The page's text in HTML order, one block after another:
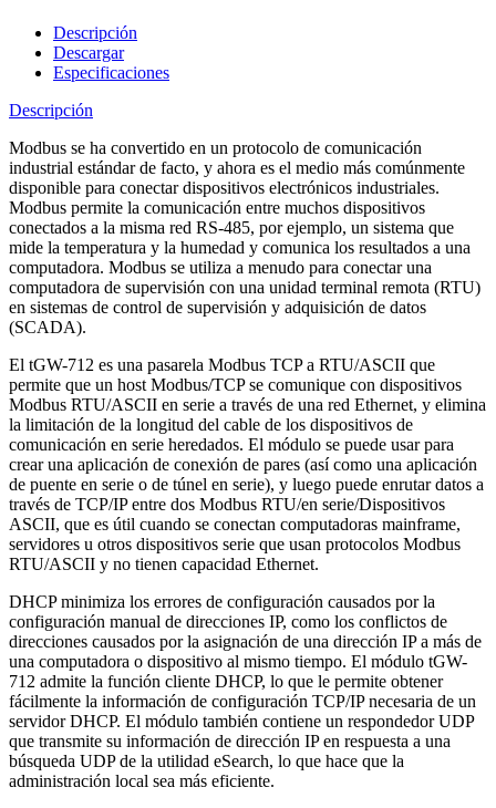
Descripción
Descargar
Especificaciones
Descripción
Modbus se ha convertido en un protocolo de comunicación
industrial estándar de facto, y ahora es el medio más comúnmente
disponible para conectar dispositivos electrónicos industriales.
Modbus permite la comunicación entre muchos dispositivos
conectados a la misma red RS-485, por ejemplo, un sistema que
mide la temperatura y la humedad y comunica los resultados a una
computadora. Modbus se utiliza a menudo para conectar una
computadora de supervisión con una unidad terminal remota (RTU)
en sistemas de control de supervisión y adquisición de datos
(SCADA).
El tGW-712 es una pasarela Modbus TCP a RTU/ASCII que
permite que un host Modbus/TCP se comunique con dispositivos
Modbus RTU/ASCII en serie a través de una red Ethernet, y elimina
la limitación de la longitud del cable de los dispositivos de
comunicación en serie heredados. El módulo se puede usar para
crear una aplicación de conexión de pares (así como una aplicación
de puente en serie o de túnel en serie), y luego puede enrutar datos a
través de TCP/IP entre dos Modbus RTU/en serie/Dispositivos
ASCII, que es útil cuando se conectan computadoras mainframe,
servidores u otros dispositivos serie que usan protocolos Modbus
RTU/ASCII y no tienen capacidad Ethernet.
DHCP minimiza los errores de configuración causados por la
configuración manual de direcciones IP, como los conflictos de
direcciones causados por la asignación de una dirección IP a más de
una computadora o dispositivo al mismo tiempo. El módulo tGW-
712 admite la función cliente DHCP, lo que le permite obtener
fácilmente la información de configuración TCP/IP necesaria de un
servidor DHCP. El módulo también contiene un respondedor UDP
que transmite su información de dirección IP en respuesta a una
búsqueda UDP de la utilidad eSearch, lo que hace que la
administración local sea más eficiente.